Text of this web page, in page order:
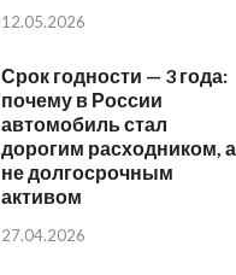
12.05.2026
Срок годности — 3 года:
почему в России
автомобиль стал
дорогим расходником, а
не долгосрочным
активом
27.04.2026